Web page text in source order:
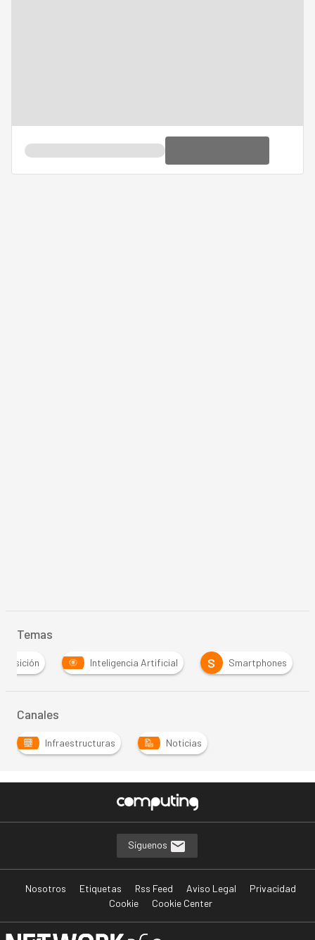
Temas
Inteligencia Artificial S Smartphones
Canales
Infraestructuras Noticias
Síguenos
Nosotros Etiquetas Rss Feed Aviso Legal
Privacidad
Cookie
Cookie Center